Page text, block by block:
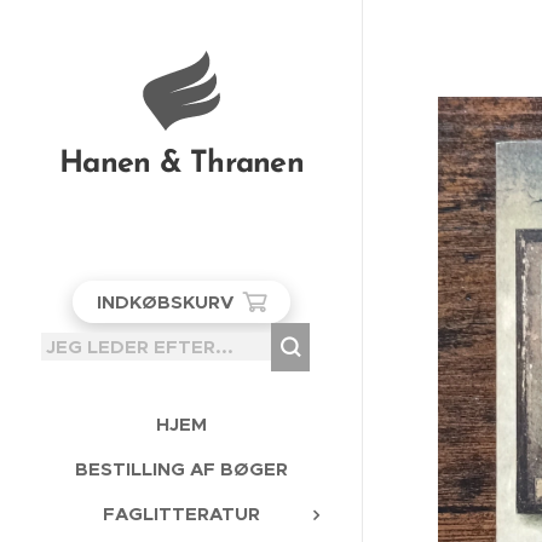
Hanen & Thranen
INDKØBSKURV
HJEM
BESTILLING AF BØGER
FAGLITTERATUR